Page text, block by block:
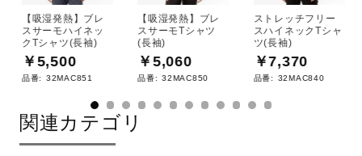
【吸湿発熱】ブレ
スサーモハイネッ
クTシャツ(長袖)
￥5,500
品番: 32MAC851
【吸湿発熱】ブレ
スサーモTシャツ
(長袖)
￥5,060
品番: 32MAC850
ストレッチフリー
スハイネックTシャ
ツ(長袖)
￥7,370
品番: 32MAC840
関連カテゴリ